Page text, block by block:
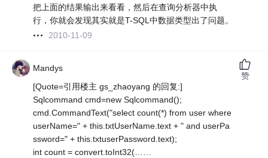
把上面的结果输出来看看，然后在查询分析器中执
行，你就会发现其实就是T-SQL中数据类型出了问题。
2010-11-09
Mandys
[Quote=引用楼主 gs_zhaoyang 的回复:]
Sqlcommand cmd=new Sqlcommand();
cmd.CommandText("select count(*) from user where
userName=" + this.txtUserName.text + " and userPa
ssword=" + this.txtuserPassword.text);
int count = convert.toInt32(……
赞